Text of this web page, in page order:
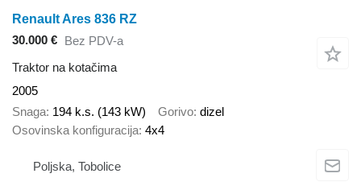
Renault Ares 836 RZ
30.000 € Bez PDV-a
Traktor na kotačima
2005
Snaga 194 k.s. (143 kW) Gorivo dizel
Osovinska konfiguracija 4x4
Poljska, Tobolice